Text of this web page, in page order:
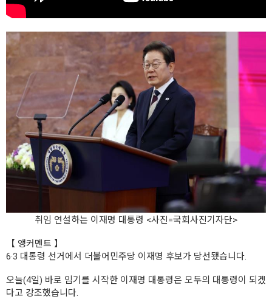
취임 연설하는 이재명 대통령 <사진=국회사진기자단>
【 앵커멘트 】
6·3 대통령 선거에서 더불어민주당 이재명 후보가 당선됐습니다.
오늘(4일) 바로 임기를 시작한 이재명 대통령은 모두의 대통령이 되겠
다고 강조했습니다.